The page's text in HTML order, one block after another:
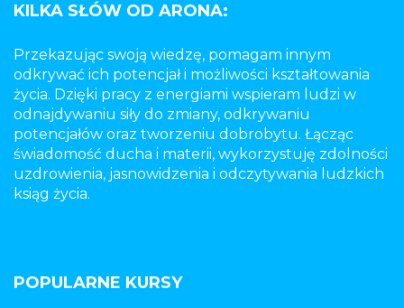
KILKA SŁÓW OD ARONA:
Przekazując swoją wiedzę, pomagam innym
odkrywać ich potencjał i możliwości kształtowania
życia. Dzięki pracy z energiami wspieram ludzi w
odnajdywaniu siły do zmiany, odkrywaniu
potencjałów oraz tworzeniu dobrobytu. Łącząc
świadomość ducha i materii, wykorzystuję zdolności
uzdrowienia, jasnowidzenia i odczytywania ludzkich
ksiąg życia.
POPULARNE KURSY